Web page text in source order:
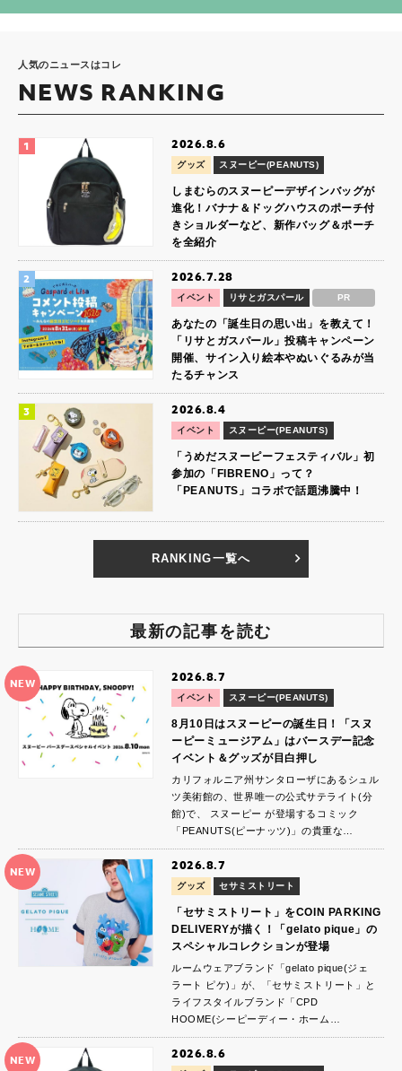
人気のニュースはコレ
NEWS RANKING
2026.8.6
グッズ スヌーピー(PEANUTS)
しまむらのスヌーピーデザインバッグが
進化！バナナ＆ドッグハウスのポーチ付
きショルダーなど、新作バッグ＆ポーチ
を全紹介
2026.7.28
イベント リサとガスパール PR
あなたの「誕生日の思い出」を教えて！
「リサとガスパール」投稿キャンペーン
開催、サイン入り絵本やぬいぐるみが当
たるチャンス
2026.8.4
イベント スヌーピー(PEANUTS)
「うめだスヌーピーフェスティバル」初
参加の「FIBRENO」って？
「PEANUTS」コラボで話題沸騰中！
RANKING一覧へ
最新の記事を読む
NEW 2026.8.7
イベント スヌーピー(PEANUTS)
8月10日はスヌーピーの誕生日！「スヌ
ーピーミュージアム」はバースデー記念
イベント＆グッズが目白押し
カリフォルニア州サンタローザにあるシュル
ツ美術館の、世界唯一の公式サテライト(分
館)で、 スヌーピー が登場するコミック
「PEANUTS(ピーナッツ)」の貴重な…
NEW 2026.8.7
グッズ セサミストリート
「セサミストリート」をCOIN PARKING
DELIVERYが描く！「gelato pique」の
スペシャルコレクションが登場
ルームウェアブランド「gelato pique(ジェ
ラート ピケ)」が、「セサミストリート」と
ライフスタイルブランド「CPD
HOOME(シーピーディー・ホーム…
NEW 2026.8.6